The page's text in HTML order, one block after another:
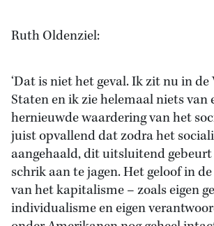
Ruth Oldenziel:
‘Dat is niet het geval. Ik zit nu in de
Staten en ik zie helemaal niets van
hernieuwde waardering van het
juist opvallend dat zodra het
aangehaald, dit uitsluitend
schrik aan te jagen. Het geloof in
van het kapitalisme – zoals eigen
individualisme en eigen